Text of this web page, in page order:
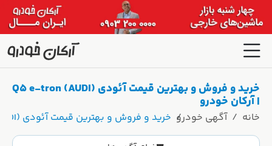
خرید و فروش و بهترین قیمت آئودی (AUDI) Q5 e-tron
| آرکان خودرو
خانه آگهی خودرو خرید و فروش و بهترین قیمت آئودی (AUDI) Q5 e-tron | آرکان خودرو